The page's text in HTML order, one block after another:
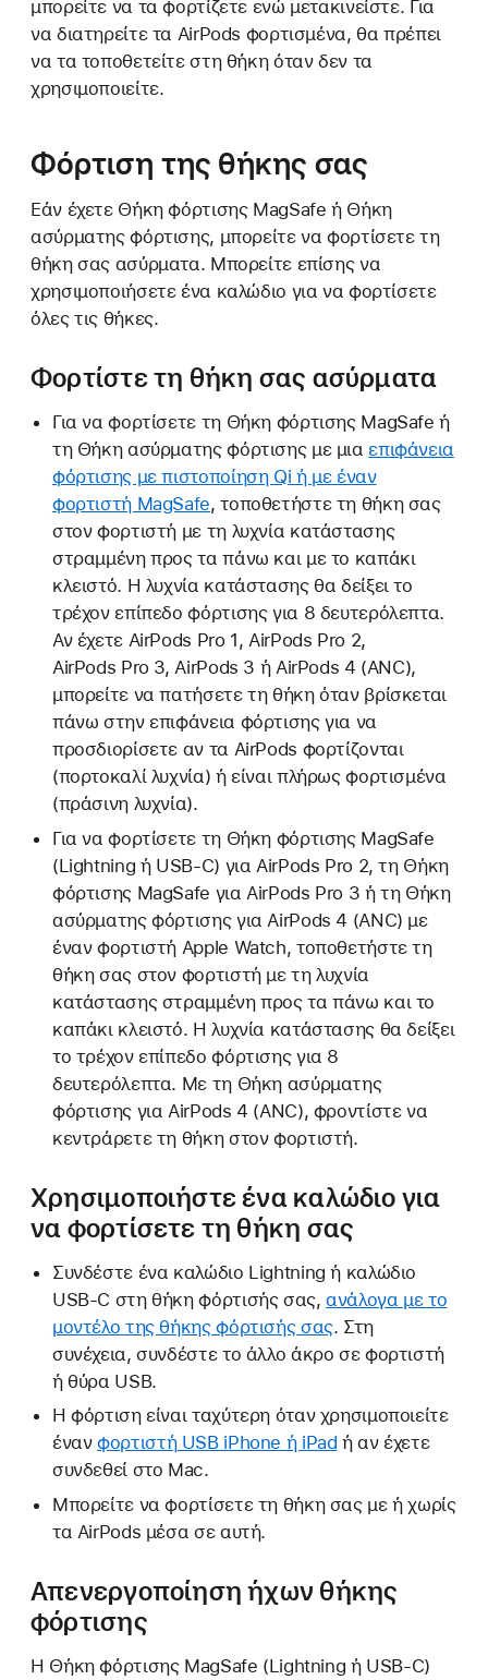
μπορείτε να τα φορτίζετε ενώ μετακινείστε. Για
να διατηρείτε τα AirPods φορτισμένα, θα πρέπει
να τα τοποθετείτε στη θήκη όταν δεν τα
χρησιμοποιείτε.
Φόρτιση της θήκης σας
Εάν έχετε Θήκη φόρτισης MagSafe ή Θήκη
ασύρματης φόρτισης, μπορείτε να φορτίσετε τη
θήκη σας ασύρματα. Μπορείτε επίσης να
χρησιμοποιήσετε ένα καλώδιο για να φορτίσετε
όλες τις θήκες.
Φορτίστε τη θήκη σας ασύρματα
Για να φορτίσετε τη Θήκη φόρτισης MagSafe ή
τη Θήκη ασύρματης φόρτισης με μια επιφάνεια
φόρτισης με πιστοποίηση Qi ή με έναν
φορτιστή MagSafe, τοποθετήστε τη θήκη σας
στον φορτιστή με τη λυχνία κατάστασης
στραμμένη προς τα πάνω και με το καπάκι
κλειστό. Η λυχνία κατάστασης θα δείξει το
τρέχον επίπεδο φόρτισης για 8 δευτερόλεπτα.
Αν έχετε AirPods Pro 1, AirPods Pro 2,
AirPods Pro 3, AirPods 3 ή AirPods 4 (ANC),
μπορείτε να πατήσετε τη θήκη όταν βρίσκεται
πάνω στην επιφάνεια φόρτισης για να
προσδιορίσετε αν τα AirPods φορτίζονται
(πορτοκαλί λυχνία) ή είναι πλήρως φορτισμένα
(πράσινη λυχνία).
Για να φορτίσετε τη Θήκη φόρτισης MagSafe
(Lightning ή USB-C) για AirPods Pro 2, τη Θήκη
φόρτισης MagSafe για AirPods Pro 3 ή τη Θήκη
ασύρματης φόρτισης για AirPods 4 (ANC) με
έναν φορτιστή Apple Watch, τοποθετήστε τη
θήκη σας στον φορτιστή με τη λυχνία
κατάστασης στραμμένη προς τα πάνω και το
καπάκι κλειστό. Η λυχνία κατάστασης θα δείξει
το τρέχον επίπεδο φόρτισης για 8
δευτερόλεπτα. Με τη Θήκη ασύρματης
φόρτισης για AirPods 4 (ANC), φροντίστε να
κεντράρετε τη θήκη στον φορτιστή.
Χρησιμοποιήστε ένα καλώδιο για
να φορτίσετε τη θήκη σας
Συνδέστε ένα καλώδιο Lightning ή καλώδιο
USB-C στη θήκη φόρτισής σας,ανάλογα με το
μοντέλο της θήκης φόρτισής σας. Στη
συνέχεια, συνδέστε το άλλο άκρο σε φορτιστή
ή θύρα USB.
Η φόρτιση είναι ταχύτερη όταν χρησιμοποιείτε
ένανφορτιστή USB iPhone ή iPad ή αν έχετε
συνδεθεί στο Mac.
Μπορείτε να φορτίσετε τη θήκη σας με ή χωρίς
τα AirPods μέσα σε αυτή.
Απενεργοποίηση ήχων θήκης
φόρτισης
Η Θήκη φόρτισης MagSafe (Lightning ή USB-C)